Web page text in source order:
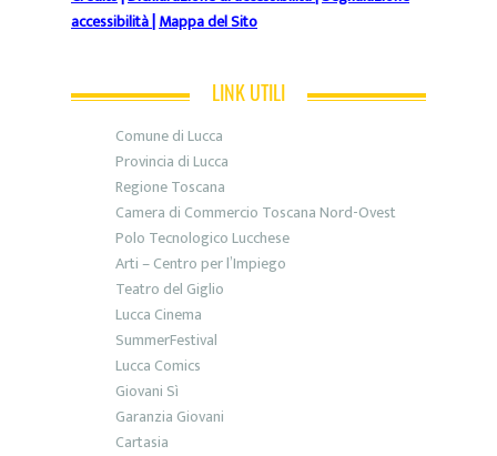
accessibilità|Mappa del Sito
LINK UTILI
Comune di Lucca
Provincia di Lucca
Regione Toscana
Camera di Commercio Toscana Nord-Ovest
Polo Tecnologico Lucchese
Arti – Centro per l’Impiego
Teatro del Giglio
Lucca Cinema
SummerFestival
Lucca Comics
Giovani Sì
Garanzia Giovani
Cartasia